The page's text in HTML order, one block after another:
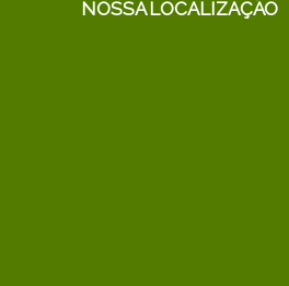
NOSSA LOCALIZAÇÃO